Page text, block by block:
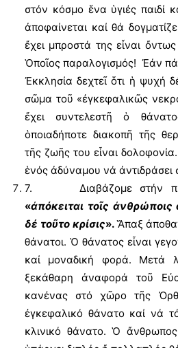
στόν κόσμο ἕνα ὑγιές παιδί
ἀποφαίνεται καί θά
ἔχει μπροστά της εἶναι
Ὁποῖος παραλογισμός! Ἐάν
Ἐκκλησία δεχτεῖ ὅτι ἡ ψυχή
σῶμα τοῦ «ἐγκεφαλικῶς
ἔχει συντελεστῆ ὁ
ὁποιαδήποτε διακοπῆ τῆς
τῆς ζωῆς του εἶναι
ἑνός ἀδύναμου νά
7. Διαβάζομε στήν
«ἀπόκειται τοῖς
δέ τοῦτο κρίσις».Ἅπαξ
θάνατοι. Ὁ θάνατος εἶναι
καί μοναδική φορά. Μετά
ξεκάθαρη ἀναφορά τοῦ
κανένας στό χῶρο τῆς
ἐγκεφαλικό θάνατο καί νά
κλινικό θάνατο. Ὁ